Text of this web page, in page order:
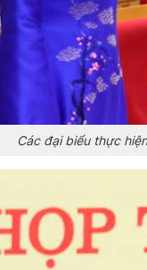
Các đại biểu thực